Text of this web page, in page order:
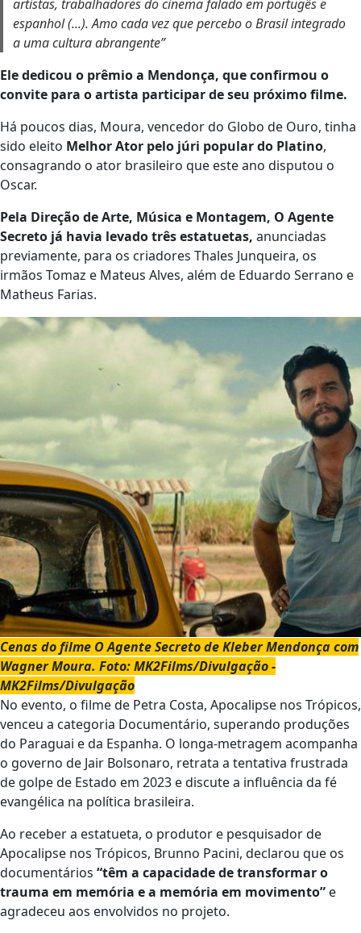
artistas, trabalhadores do cinema falado em portugês e
espanhol (...). Amo cada vez que percebo o Brasil integrado
a uma cultura abrangente”
Ele dedicou o prêmio a Mendonça, que confirmou o
convite para o artista participar de seu próximo filme.
Há poucos dias, Moura, vencedor do Globo de Ouro, tinha
sido eleito Melhor Ator pelo júri popular do Platino,
consagrando o ator brasileiro que este ano disputou o
Oscar.
Pela Direção de Arte, Música e Montagem, O Agente
Secreto já havia levado três estatuetas, anunciadas
previamente, para os criadores Thales Junqueira, os
irmãos Tomaz e Mateus Alves, além de Eduardo Serrano e
Matheus Farias.
Cenas do filme O Agente Secreto de Kleber Mendonça com
Wagner Moura. Foto: MK2Films/Divulgação -
MK2Films/Divulgação
No evento, o filme de Petra Costa, Apocalipse nos Trópicos,
venceu a categoria Documentário, superando produções
do Paraguai e da Espanha. O longa-metragem acompanha
o governo de Jair Bolsonaro, retrata a tentativa frustrada
de golpe de Estado em 2023 e discute a influência da fé
evangélica na política brasileira.
Ao receber a estatueta, o produtor e pesquisador de
Apocalipse nos Trópicos, Brunno Pacini, declarou que os
documentários “têm a capacidade de transformar o
trauma em memória e a memória em movimento” e
agradeceu aos envolvidos no projeto.